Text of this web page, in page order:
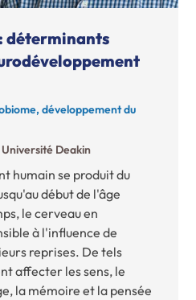
déterminants
développement du
Deakin
humain se produit du
début de l'âge
le cerveau en
à l'influence de
reprises. De tels
affecter les sens, le
la mémoire et la pensée